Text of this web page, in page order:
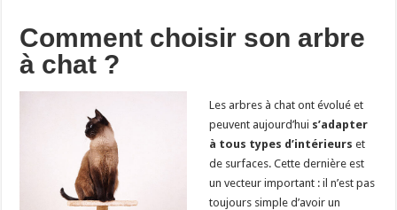
Comment choisir son arbre
à chat ?
Les arbres à chat ont évolué et
peuvent aujourd’hui s’adapter
à tous types d’intérieurs et
de surfaces. Cette dernière est
un vecteur important : il n’est pas
toujours simple d’avoir un